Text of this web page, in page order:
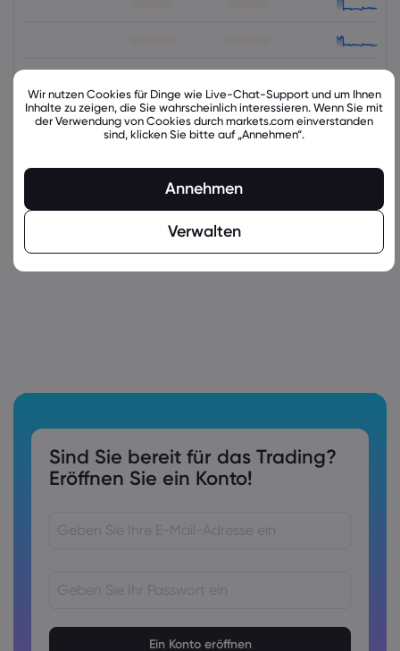
latest_education_articles
Sind Sie bereit für das Trading?
Eröffnen Sie ein Konto!
Wir nutzen Cookies für Dinge wie Live-Chat-Support und um Ihnen
Inhalte zu zeigen, die Sie wahrscheinlich interessieren. Wenn Sie mit
der Verwendung von Cookies durch markets.com einverstanden
sind, klicken Sie bitte auf „Annehmen“.
Annehmen
Verwalten